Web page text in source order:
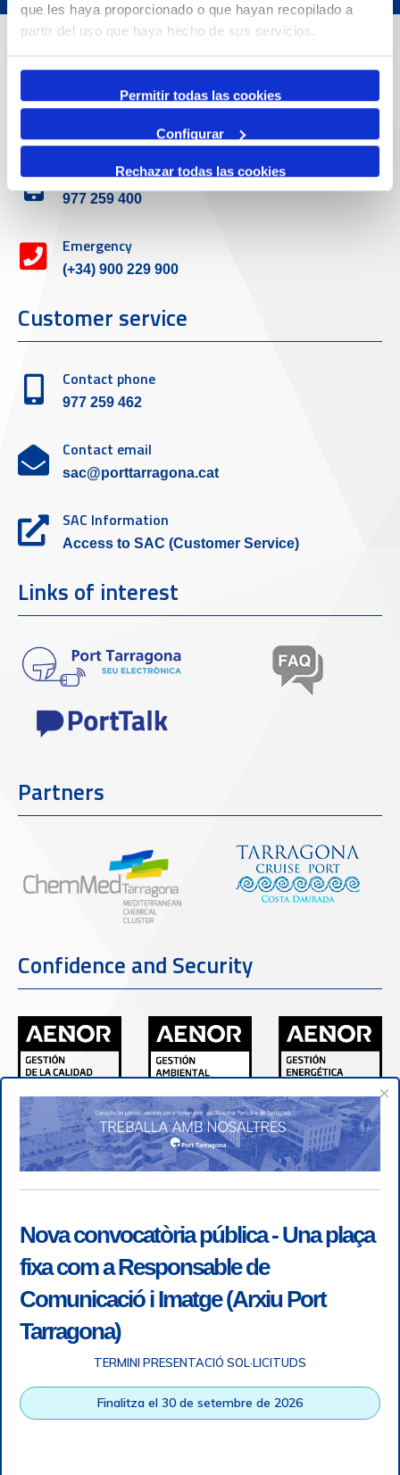
que les haya proporcionado o que hayan recopilado a
partir del uso que haya hecho de sus servicios.
Permitir todas las cookies
Configurar
Rechazar todas las cookies
Contact
Adreça
Passeig de l'Escullera s/n, 43004 Tarragona
Contact number
977 259 400
Emergency
(+34) 900 229 900
Customer service
Contact phone
977 259 462
Contact email
sac@porttarragona.cat
SAC Information
Access to SAC (Customer Service)
Links of interest
Partners
Confidence and Security
×
Nova convocatòria pública - Una plaça
fixa com a Responsable de
Comunicació i Imatge (Arxiu Port
Tarragona)
TERMINI PRESENTACIÓ SOL·LICITUDS
Finalitza el 30 de setembre de 2026